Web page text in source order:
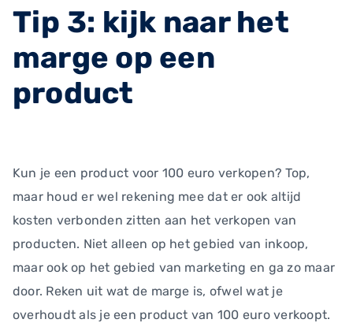
Tip 3: kijk naar het
marge op een
product
Kun je een product voor 100 euro verkopen? Top,
maar houd er wel rekening mee dat er ook altijd
kosten verbonden zitten aan het verkopen van
producten. Niet alleen op het gebied van inkoop,
maar ook op het gebied van marketing en ga zo maar
door. Reken uit wat de marge is, ofwel wat je
overhoudt als je een product van 100 euro verkoopt.